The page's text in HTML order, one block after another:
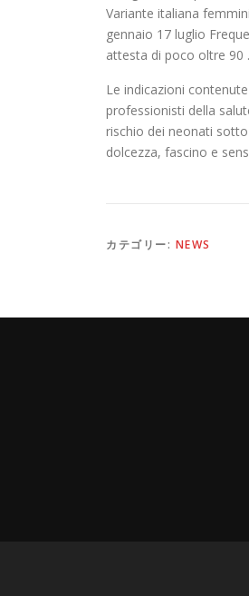
Variante italiana
gennaio 17 luglio
attesta di poco oltre 90 .
Le indicazioni
professionisti della
rischio dei neonati
dolcezza, fascino e
カテゴリー: NEWS